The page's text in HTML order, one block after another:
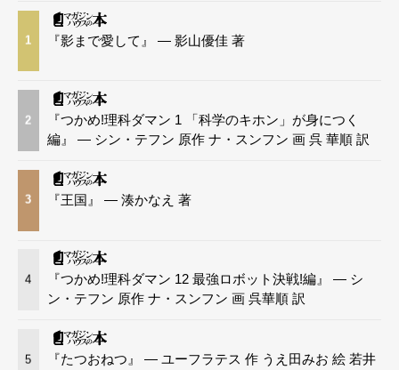
1 『影まで愛して』 — 影山優佳 著
2
『つかめ!理科ダマン 1 「科学のキホン」が身につく
編』 — シン・テフン 原作 ナ・スンフン 画 呉 華順 訳
3 『王国』 — 湊かなえ 著
4
『つかめ!理科ダマン 12 最強ロボット決戦!編』 — シ
ン・テフン 原作 ナ・スンフン 画 呉華順 訳
5
『たつおねつ』 — ユーフラテス 作 うえ田みお 絵 若井